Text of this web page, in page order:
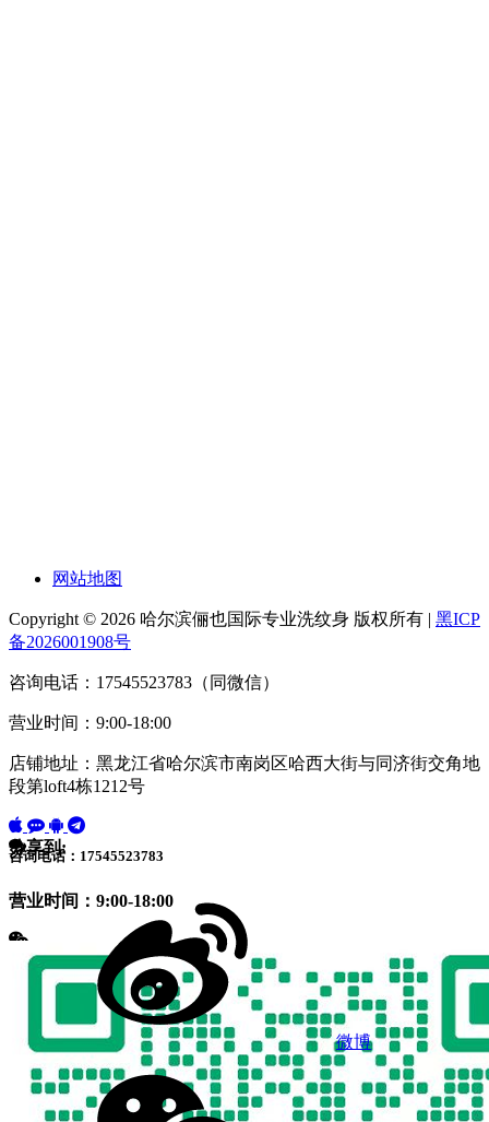
网站地图
Copyright © 2026 哈尔滨俪也国际专业洗纹身 版权所有 | 黑ICP
备2026001908号
咨询电话：17545523783（同微信）
营业时间：9:00-18:00
店铺地址：黑龙江省哈尔滨市南岗区哈西大街与同济街交角地
段第loft4栋1212号
咨询电话：17545523783
营业时间：9:00-18:00
分享到:
微博